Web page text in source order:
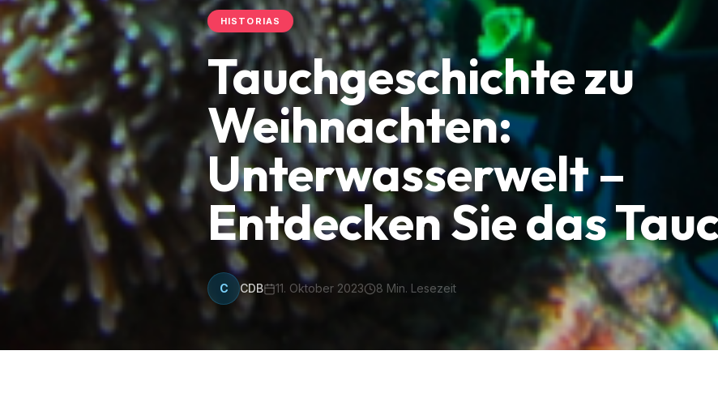
HISTORIAS
Tauchgeschichte zu
Weihnachten:
Unterwasserwelt –
Entdecken Sie das
C CDB 11. Oktober 2023 8 Min. Lesezeit